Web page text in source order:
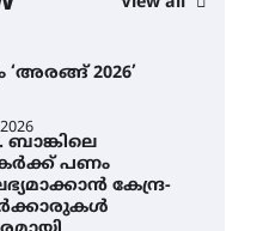
‘അരങ്ങ് 2026’
പണം
കേന്ദ്ര-